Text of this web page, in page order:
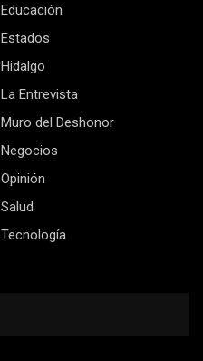
Educación
Estados
Hidalgo
La Entrevista
Muro del Deshonor
Negocios
Opinión
Salud
Tecnología